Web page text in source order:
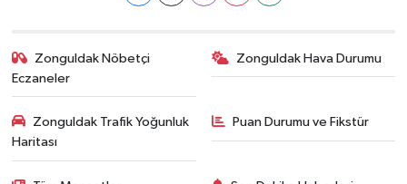
Zonguldak Nöbetçi
Eczaneler
Zonguldak Hava Durumu
Zonguldak Trafik Yoğunluk
Haritası
Puan Durumu ve Fikstür